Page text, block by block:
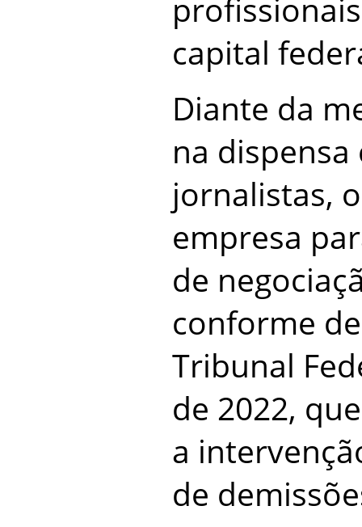
capital
Diante da
na
jornalistas,
empresa
de
conforme
Tribunal
de 2022,
a
de